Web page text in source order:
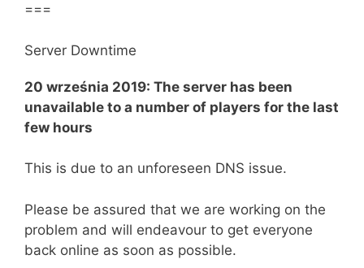
===
Server Downtime
20 września 2019: The server has been
unavailable to a number of players for the last
few hours
This is due to an unforeseen DNS issue.
Please be assured that we are working on the
problem and will endeavour to get everyone
back online as soon as possible.